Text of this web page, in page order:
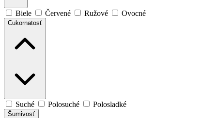
Biele Červené Ružové Ovocné
Cukornatosť
Suché Polosuché Polosladké
Šumivosť